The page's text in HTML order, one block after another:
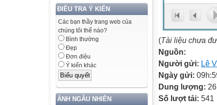
ĐIỀU TRA Ý KIẾN
Các bạn thầy trang web của
chúng tôi thế nào?
Bình thường
Đẹp
Đơn điệu
Ý kiến khác
ẢNH NGẪU NHIÊN
(Tài liệu chưa
Nguồn:
Người gửi: Lê
Ngày gửi:
Dung lượng:
Số lượt tải: 541